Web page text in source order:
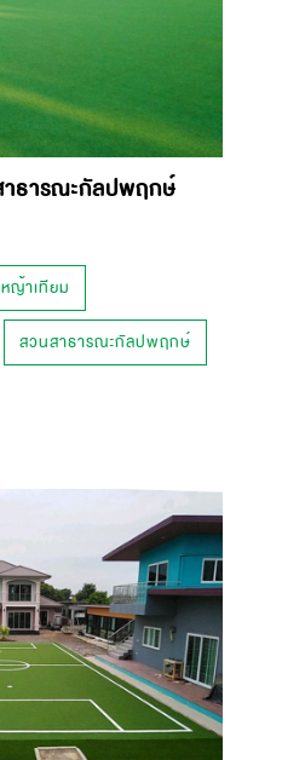
าธารณะกัลปพฤกษ์
ญ้าเทียม
สวนสาธารณะกัลปพฤกษ์